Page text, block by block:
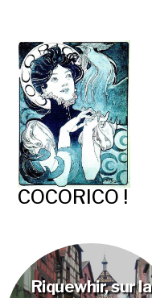
COCORICO !
Riquewhir, sur la